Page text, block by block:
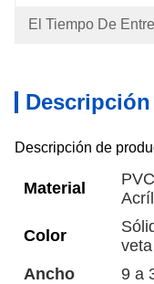
El Tiempo De
Descripción de
Material
Color
Ancho
9 a